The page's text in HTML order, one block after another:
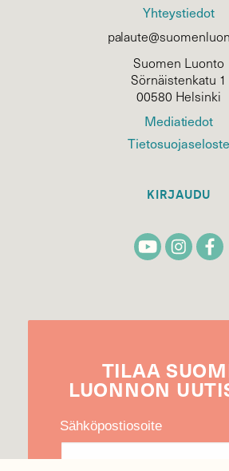
Yhteystiedot
Suomen Luonto
Sörnäistenkatu 1
00580 Helsinki
Mediatiedot
Tietosuojaseloste
KIRJAUDU
TILAA
LUONNON
Sähköpostiosoite